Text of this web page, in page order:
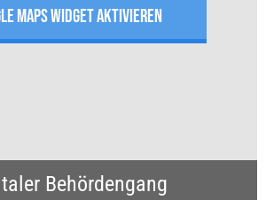
MAPS WIDGET AKTIVIEREN
Behördengang